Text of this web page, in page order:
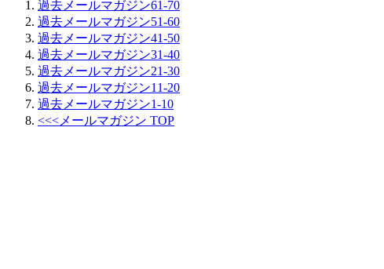
過去メールマガジン61-70
過去メールマガジン51-60
過去メールマガジン41-50
過去メールマガジン31-40
過去メールマガジン21-30
過去メールマガジン11-20
過去メールマガジン1-10
<<<メールマガジン TOP